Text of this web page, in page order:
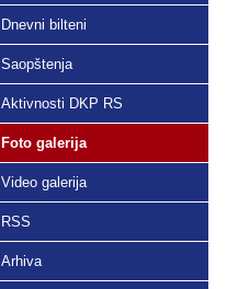
Dnevni bilteni
Saopštenja
Aktivnosti DKP RS
Foto galerija
Video galerija
RSS
Arhiva